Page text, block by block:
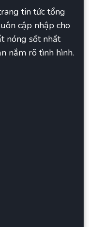
tin tức tổng
cập nhập cho
nóng sốt nhất
nắm rõ tình hình.